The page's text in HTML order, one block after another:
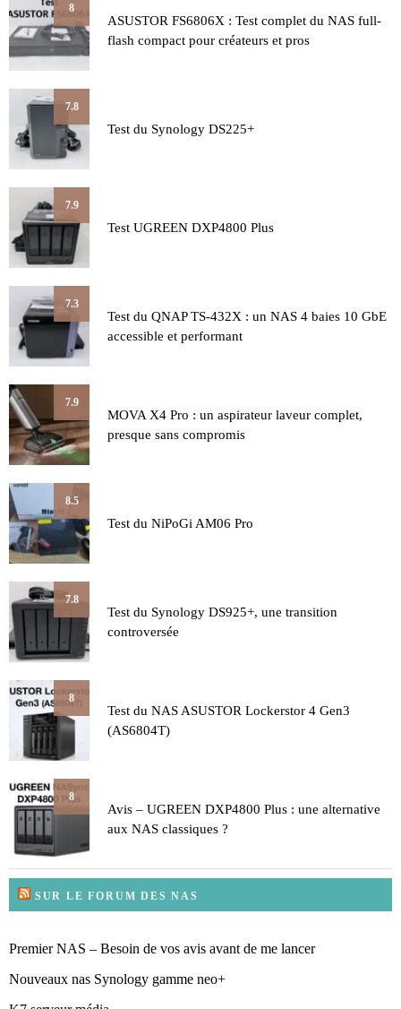
8
ASUSTOR FS6806X : Test complet du NAS full-
flash compact pour créateurs et pros
7.8
Test du Synology DS225+
7.9
Test UGREEN DXP4800 Plus
7.3
Test du QNAP TS-432X : un NAS 4 baies 10 GbE
accessible et performant
7.9
MOVA X4 Pro : un aspirateur laveur complet,
presque sans compromis
8.5
Test du NiPoGi AM06 Pro
7.8
Test du Synology DS925+, une transition
controversée
8
Test du NAS ASUSTOR Lockerstor 4 Gen3
(AS6804T)
8
Avis – UGREEN DXP4800 Plus : une alternative
aux NAS classiques ?
SUR LE FORUM DES NAS
Premier NAS – Besoin de vos avis avant de me lancer
Nouveaux nas Synology gamme neo+